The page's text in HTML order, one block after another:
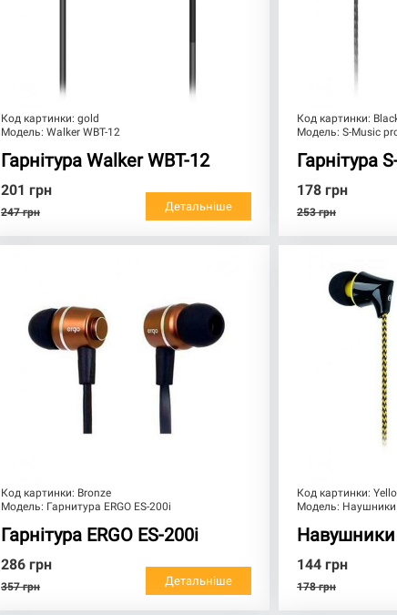
Код картинки:gold
Модель:Walker WBT-12
Гарнітура Walker WBT-12
201 грн
247 грн Детальніше
Код картинки:
Модель:S-Music
Гарнітура
178 грн
253 грн
Код картинки: Bronze
Модель: Гарнитура ERGO ES-200i
Гарнітура ERGO ES-200i
286 грн
357 грн Детальніше
Код картинки:
Модель: Наушники
Навушники
144 грн
178 грн